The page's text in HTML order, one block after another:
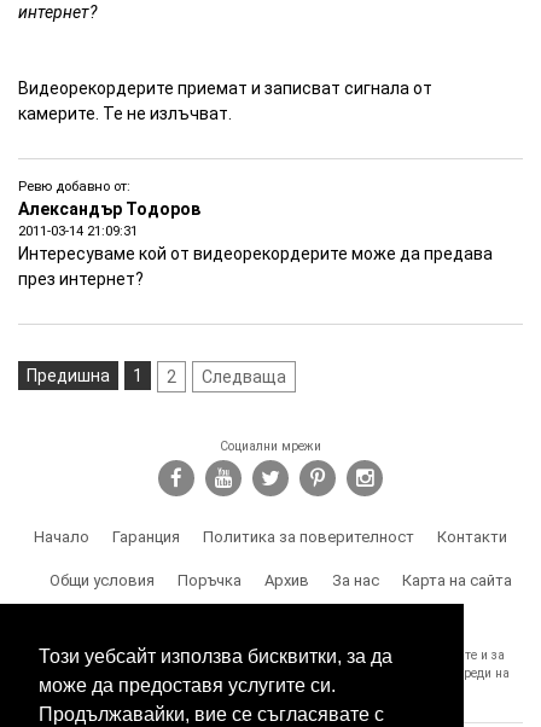
Този уебсайт използва бисквитки, за да
може да предоставя услугите си.
Продължавайки, вие се съгласявате с
интернет?
Видеорекордерите приемат и записват сигнала от
камерите. Те не излъчват.
Ревю добавно от:
Александър Тодоров
2011-03-14 21:09:31
Интересуваме кой от видеорекордерите може да предава
през интернет?
Предишна 1 2 Следваща
Социални мрежи
Начало Гаранция Политика за поверителност Контакти
Общи условия Поръчка Архив За нас Карта на сайта
SPY.BG Ви напомня, че носите отговорност за използването на продуктите и за
спазване на законите, както и за злоумишлени и незаконни действия, вреди на
трети лица и др.